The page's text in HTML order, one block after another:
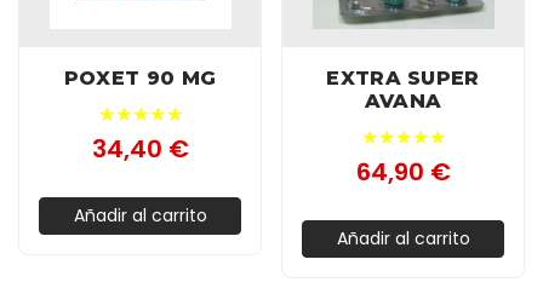
POXET 90 MG
★★★★★
34,40 €
Añadir al carrito
EXTRA SUPER
AVANA
★★★★★
64,90 €
Añadir al carrito